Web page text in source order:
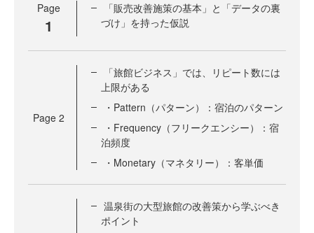
Page
1
「販売改善施策の基本」と「データの裏
づけ」を持った仮説
Page 2
「旅館ビジネス」では、リピート数には
上限がある
・Pattern（パターン）：宿泊のパターン
・Frequency（フリークエンシー）：宿
泊頻度
・Monetary（マネタリー）：客単価
温泉街の大型旅館の改善策から学ぶべき
ポイント